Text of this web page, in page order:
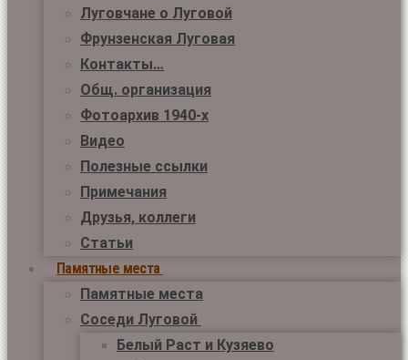
Луговчане о Луговой
Фрунзенская Луговая
Контакты…
Общ. организация
Фотоархив 1940-х
Видео
Полезные ссылки
Примечания
Друзья, коллеги
Статьи
Памятные места
Памятные места
Соседи Луговой
Белый Раст и Кузяево